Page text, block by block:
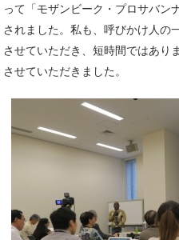
って「モザンビーク・プロサバン
されました。私も、呼びかけ人の
させていただき、短時間ではあり
させていただきました。